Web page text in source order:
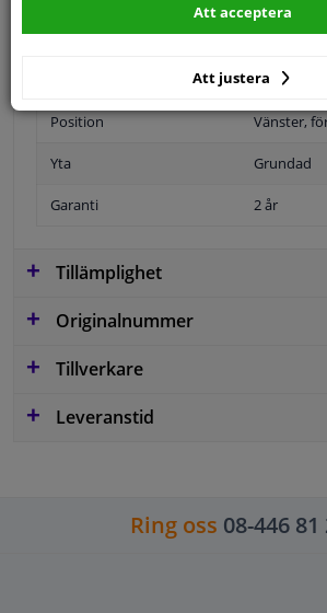
Position Vänster,
Yta Grundad
Garanti 2 år
Tillämplighet
Originalnummer
Tillverkare
Leveranstid
Ring oss 08-446 81
Att justera
Att acceptera